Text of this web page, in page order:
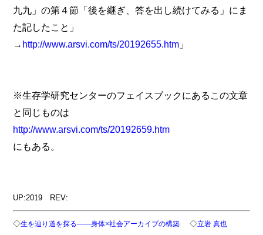
九九」の第４節「後を継ぎ、答を出し続けてみる」にま
た記したこと」
→ http://www.arsvi.com/ts/20192655.htm 」
※生存学研究センターのフェイスブックにあるこの文章
と同じものは
http://www.arsvi.com/ts/20192659.htm
にもある。
UP:2019 REV:
◇生を辿り道を探る――身体×社会アーカイブの構築 ◇立岩 真也